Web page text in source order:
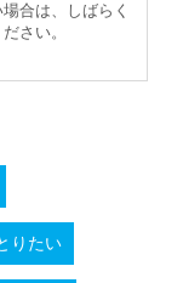
合は、しばらく
さい。
りたい